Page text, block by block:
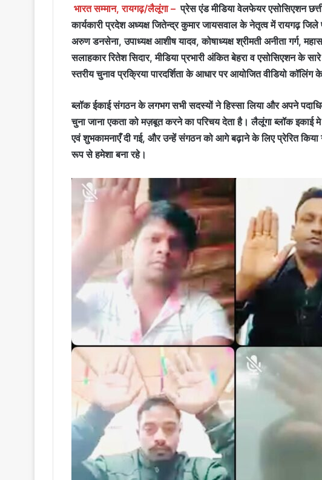
भारत सम्मान, रायगढ़/लैलूंगा – प्रेस एंड मीडिया वेलफेयर एसोसिएशन
कार्यकारी प्रदेश अध्यक्ष जितेन्द्र कुमार जायसवाल के नेतृत्व में रायगढ़
अरुण डनसेना, उपाध्यक्ष आशीष यादव, कोषाध्यक्ष श्रीमती अनीता गर्ग,
सलाहकार रितेश सिदार, मीडिया प्रभारी अंकित बेहरा व एसोसिएशन के
स्तरीय चुनाव प्रक्रिया पारदर्शिता के आधार पर आयोजित वीडियो कॉलिंग
ब्लॉक ईकाई संगठन के लगभग सभी सदस्यों ने हिस्सा लिया और अपने
चुना जाना एकता को मज़बूत करने का परिचय देता है। लैलूंगा ब्लॉक इकाई
एवं शुभकामनाएँ दी गई, और उन्हें संगठन को आगे बढ़ाने के लिए प्रेरित किया
रूप से हमेशा बना रहे।